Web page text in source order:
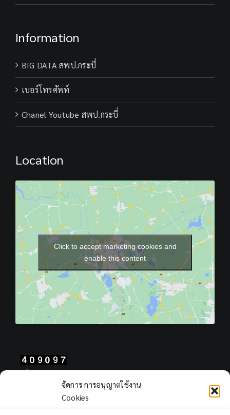
จัดการ การอนุญาตใช้งาน
Cookies
Information
BIG DATA สพป.กระบี่
เบอร์โทรศัพท์
Chanel Youtube สพป.กระบี่
Location
Click to accept marketing cookies and
enable this content
Views Today : 282
Views Yesterday : 403